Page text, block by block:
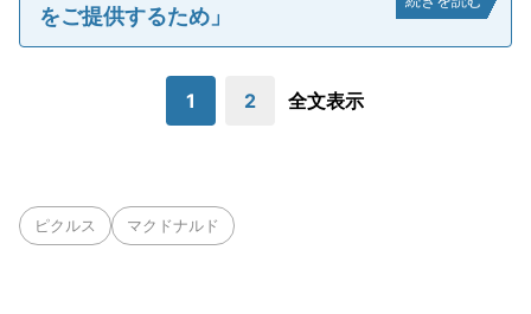
をご提供するため」
1 2 全文表示
ピクルス マクドナルド